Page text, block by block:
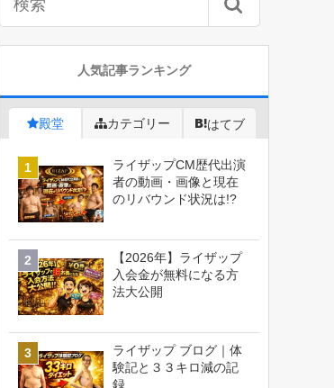
人気記事ランキング
殿堂 カテゴリー はてブ
ライザップCM歴代出演
者の動画・画像と現在
のリバウンド状況は!?
【2026年】ライザップ
入会金が無料になる方
法大公開
ライザップ ブログ｜体
験記と３３キロ減の記
録